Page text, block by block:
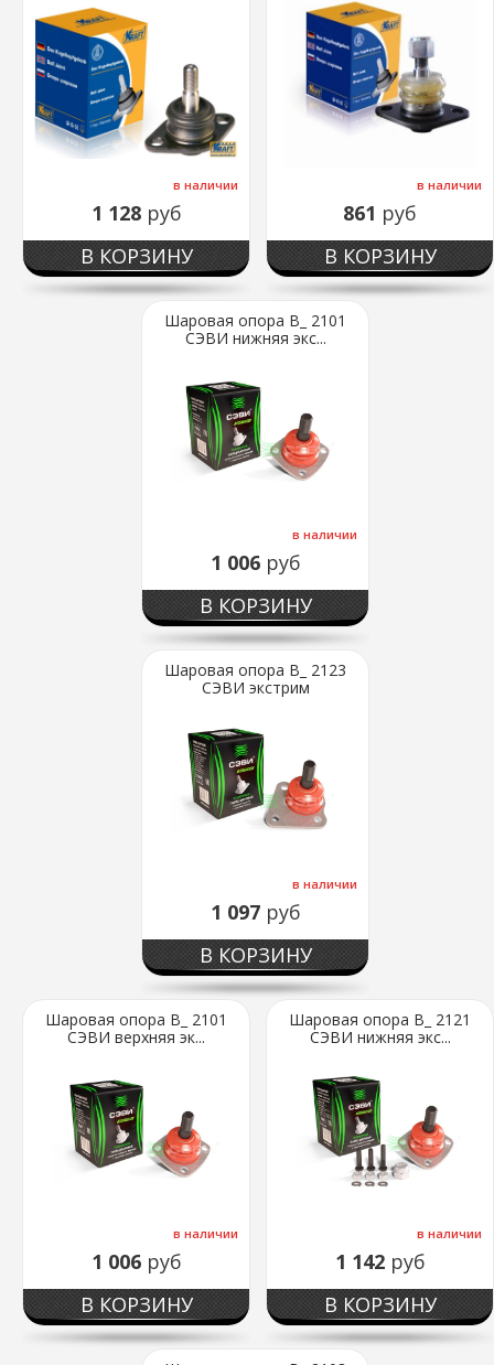
в наличии
1 128 руб
В КОРЗИНУ
в наличии
861 руб
В КОРЗИНУ
Шаровая опора В_ 2101
СЭВИ нижняя экс...
в наличии
1 006 руб
В КОРЗИНУ
Шаровая опора В_ 2123
СЭВИ экстрим
в наличии
1 097 руб
В КОРЗИНУ
Шаровая опора В_ 2101
СЭВИ верхняя эк...
в наличии
1 006 руб
В КОРЗИНУ
Шаровая опора В_ 2121
СЭВИ нижняя экс...
в наличии
1 142 руб
В КОРЗИНУ